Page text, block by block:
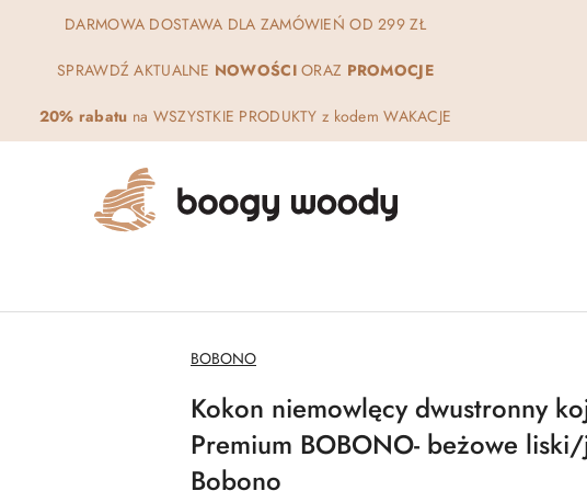
DARMOWA DOSTAWA DLA ZAMÓWIEŃ OD 299 ZŁ
SPRAWDŹ AKTUALNE NOWOŚCIORAZ PROMOCJE
20% rabatu na WSZYSTKIE PRODUKTY z kodem WAKACJE
NAZWA
PRODUCENTA:
BOBONO
Kokon niemowlęcy dwustronny
Premium BOBONO- beżowe
Bobono